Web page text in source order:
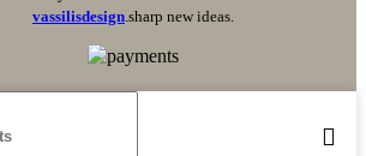
vassilisdesign .sharp new ideas.